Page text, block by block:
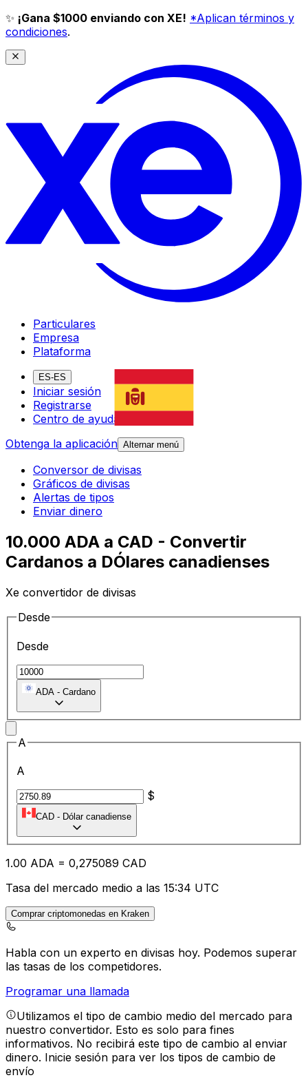
✨ ¡Gana $1000 enviando con XE! *Aplican términos y
condiciones.
Particulares
Empresa
Plataforma
ES-ES
Iniciar sesión
Registrarse
Centro de ayuda
Obtenga la aplicación Alternar menú
Conversor de divisas
Gráficos de divisas
Alertas de tipos
Enviar dinero
10.000 ADA a CAD - Convertir
Cardanos a DÓlares canadienses
Xe convertidor de divisas
Desde
Desde
ADA - Cardano
A
A
$
CAD - Dólar canadiense
1.00 ADA = 0,275089 CAD
Tasa del mercado medio a las 15:34 UTC
Comprar criptomonedas en Kraken
Habla con un experto en divisas hoy. Podemos superar
las tasas de los competidores.
Programar una llamada
Utilizamos el tipo de cambio medio del mercado para
nuestro convertidor. Esto es solo para fines
informativos. No recibirá este tipo de cambio al enviar
dinero. Inicie sesión para ver los tipos de cambio de
envío